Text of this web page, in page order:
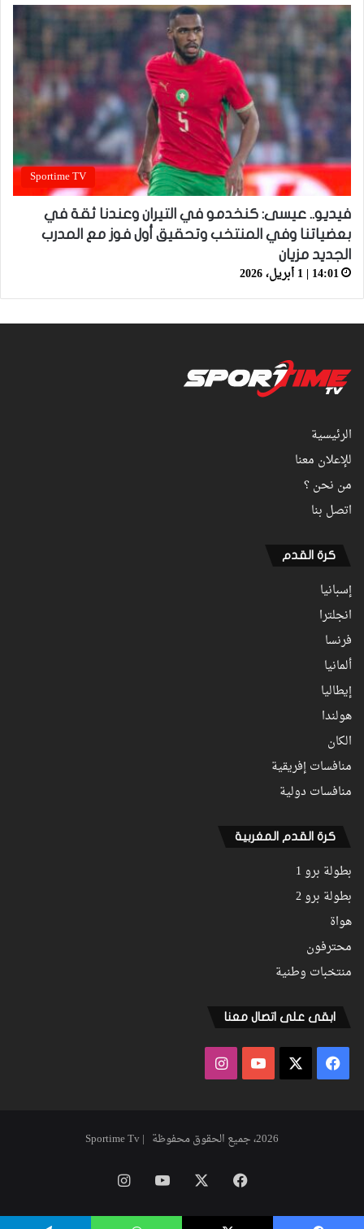
Sportime TV
فيديو.. عيسى: كنخدمو في التيران وعندنا ثقة في
بعضياتنا وفي المنتخب وتحقيق أول فوز مع المدرب
الجديد مزيان
14:01 | 1 أبريل، 2026
الرئيسية
للإعلان معنا
من نحن ؟
اتصل بنا
كرة القدم
إسبانيا
انجلترا
فرنسا
ألمانيا
إيطاليا
هولندا
الكان
منافسات إفريقية
منافسات دولية
كرة القدم المغربية
بطولة برو 1
بطولة برو 2
هواة
محترفون
منتخبات وطنية
ابقى على اتصال معنا
فيسبوك ‫YouTubeانستقرام
2026، جميع الحقوق محفوظة | Sportime Tv
فيسبوك ‫YouTubeانستقرام